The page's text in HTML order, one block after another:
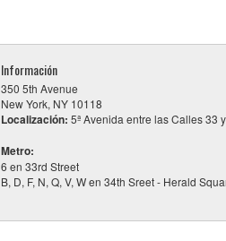
Información
350 5th Avenue
New York, NY 10118
Localización: 5ª Avenida entre las Calles 33
Metro:
6 en 33rd Street
B, D, F, N, Q, V, W en 34th Sreet - Herald